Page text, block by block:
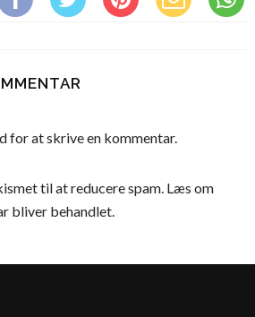
for at skrive en kommentar.
til at reducere spam. Læs om
bliver behandlet.